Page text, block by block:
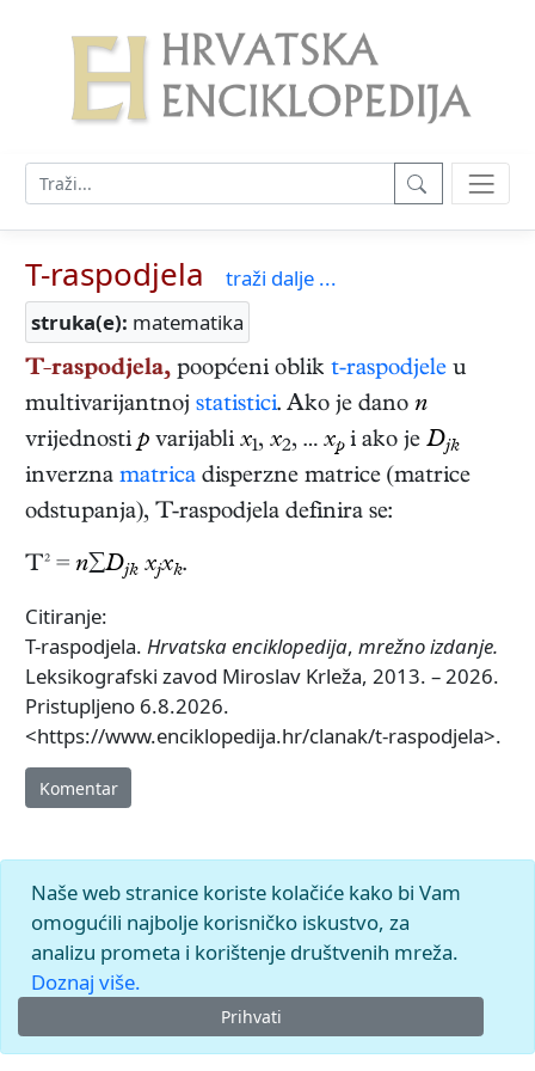
T-raspodjela
traži dalje ...
struka(e): matematika
T-raspodjela, poopćeni oblik t-raspodjele u
multivarijantnoj statistici. Ako je dano n
vrijednostip varijabli x1, x2, … xpi ako je Djk
inverzna matrica disperzne matrice (matrice
odstupanja), T-raspodjela definira se:
T² = n∑Djk xjxk.
Citiranje:
T-raspodjela. Hrvatska enciklopedija, mrežno izdanje.
Leksikografski zavod Miroslav Krleža, 2013. – 2026.
Pristupljeno 6.8.2026.
<https://www.enciklopedija.hr/clanak/t-raspodjela>.
Komentar
Naše web stranice koriste kolačiće kako bi Vam
omogućili najbolje korisničko iskustvo, za
analizu prometa i korištenje društvenih mreža.
Doznaj više.
Prihvati
© 2026.Leksikografski zavodMiroslav Krleža